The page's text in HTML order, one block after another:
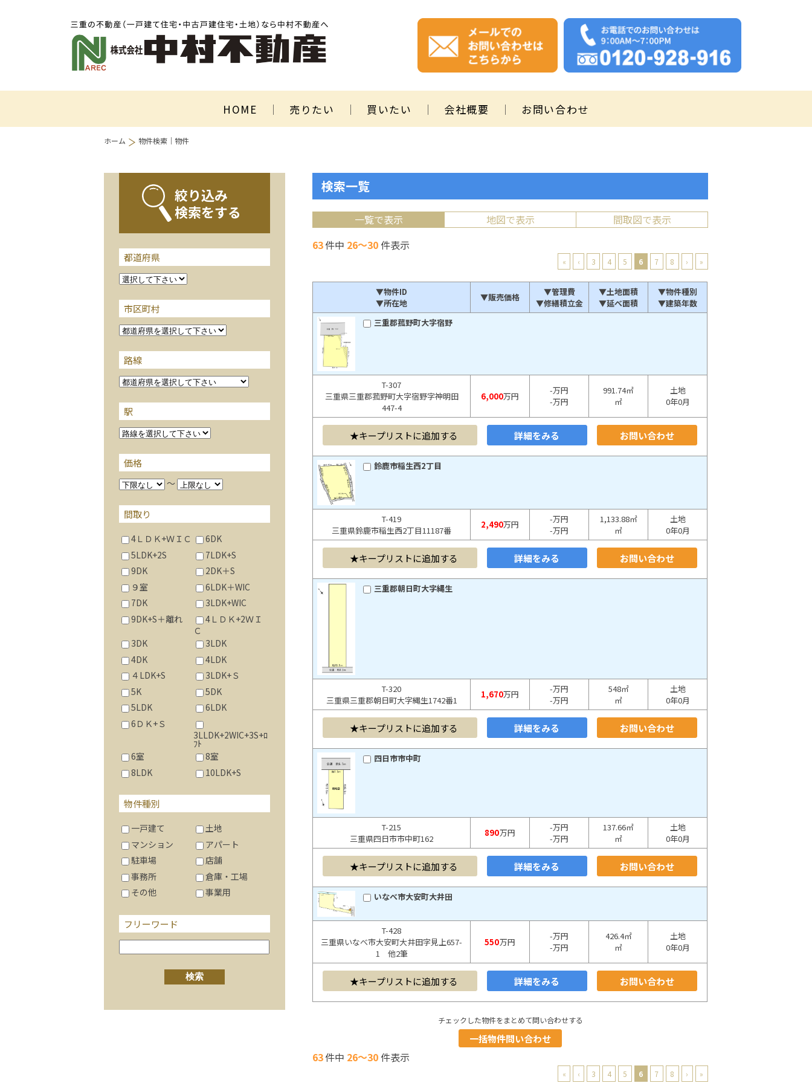
HOME 売りたい 買いたい 会社概要 お問い合わせ
ホーム 物件検索｜物件
検索一覧
一覧で表示 地図で表示
間取図で表示
63件中 26～30 件表示
« ‹ 3 4 5 6 7 8 › »
▼物件ID
▼所在地
▼販売価格
▼管理費
▼修繕積立金
▼土地面積
▼延べ面積
▼物件種別
▼建築年数
三重郡菰野町大字宿野
T-307
三重県三重郡菰野町大字宿野字神明田
447-4
6,000万円
-万円
-万円
991.74㎡
㎡
土地
0年0月
キープリストに追加する 詳細をみる お問い合わせ
鈴鹿市稲生西2丁目
T-419
三重県鈴鹿市稲生西2丁目11187番
2,490万円
-万円
-万円
1,133.88㎡
㎡
土地
0年0月
キープリストに追加する 詳細をみる お問い合わせ
三重郡朝日町大字縄生
T-320
三重県三重郡朝日町大字縄生1742番1
1,670万円
-万円
-万円
548㎡
㎡
土地
0年0月
キープリストに追加する 詳細をみる お問い合わせ
四日市市中町
T-215
三重県四日市市中町162
890万円
-万円
-万円
137.66㎡
㎡
土地
0年0月
キープリストに追加する 詳細をみる お問い合わせ
いなべ市大安町大井田
T-428
三重県いなべ市大安町大井田字見上657-
1 他2筆
550万円
-万円
-万円
426.4㎡
㎡
土地
0年0月
キープリストに追加する 詳細をみる お問い合わせ
チェックした物件をまとめて問い合わせする
一括物件問い合わせ
63件中 26～30 件表示
« ‹ 3 4 5 6 7 8 › »
絞り込み
検索をする
都道府県
市区町村
路線
駅
価格
～
間取り
4ＬＤＫ+ＷＩＣ
6DK
5LDK+2S
7LDK+S
9DK
2DK＋S
９室
6LDK＋WIC
7DK
3LDK+WIC
9DK+S＋離れ
4ＬＤＫ+2ＷＩ
Ｃ
3DK
3LDK
4DK
4LDK
４LDK+S
3LDK+Ｓ
5K
5DK
5LDK
6LDK
6ＤＫ+Ｓ
3LLDK+2WIC+3S+ﾛ
ﾌﾄ
6室
8室
8LDK
10LDK+S
物件種別
一戸建て
土地
マンション
アパート
駐車場
店舗
事務所
倉庫・工場
その他
事業用
フリーワード